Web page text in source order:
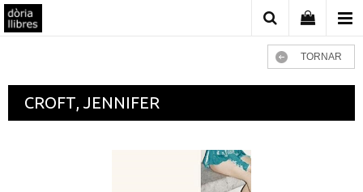
TORNAR
CROFT, JENNIFER